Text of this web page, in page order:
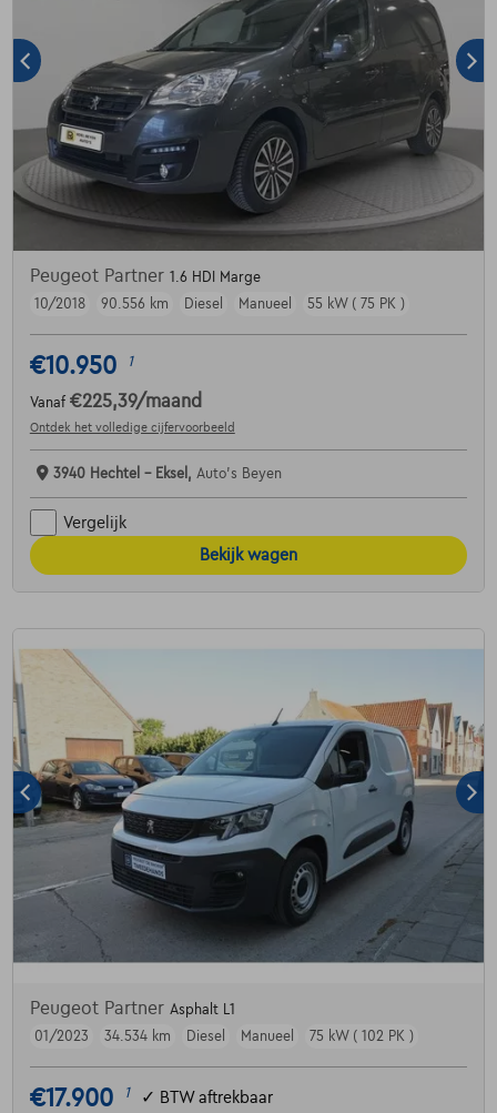
Peugeot Partner 1.6 HDI Marge
10/2018
90.556 km Diesel Manueel 55 kW ( 75 PK )
€10.950 1
Vanaf €225,39/maand
Ontdek het volledige cijfervoorbeeld
3940 Hechtel - Eksel, Auto's Beyen
Vergelijk
Bekijk wagen
Peugeot Partner Asphalt L1
01/2023
34.534 km Diesel Manueel 75 kW ( 102 PK )
€17.900 1 ✓ BTW aftrekbaar